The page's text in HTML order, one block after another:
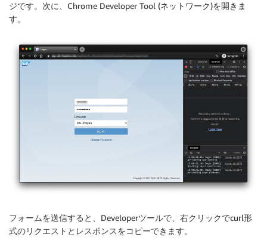
ジです。次に、Chrome Developer Tool (ネットワーク)を開きま
す。
フォームを送信すると、Developerツールで、右クリックでcurl形
式のリクエストとレスポンスをコピーできます。